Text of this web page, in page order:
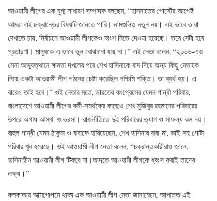
আওয়ামী লীগের এক যুগ্ম সাধারণ সম্পাদক বলছেন, “হাসনাতের পোস্টের আগেই
আমরা এই চক্রান্তের বিষয়টি জানতে পারি। নামগুলিও নতুন নয়। এই ভাবে তারা
দেখাতে চায়, নির্বাচনে আওয়ামী লীগকেও অংশ নিতে দেওয়া হয়েছে। তবে সেটা হবে
প্রতারণা। মানুষকে এ ভাবে ভুল বোঝানো যায় না।” এই নেতা বলেন, “২০০৬-এও
সেনা অভ্যুত্থানে ক্ষমতা দখলের পরে শেখ হাসিনাকে বাদ দিয়ে অন্য কিছু নেতাকে
নিয়ে একটা আওয়ামী লীগ গঠনের চেষ্টা করেছিল পশ্চিমি শক্তি। তা ব্যর্থ হয়। এ
বারেও তাই হবে।” ওই নেতার মতে, ভারতের কংগ্রেসের যেমন গান্ধী পরিবার,
বাংলাদেশে আওয়ামী লীগের কর্মী-সমর্থকের কাছেও শেখ মুজিবুর রহমানের পরিবারের
উপরে অগাধ আস্থা ও ভরসা। রাজনীতিতে দুই পরিবারের ত্যাগ ও সাফল্য কম নয়।
রাহুল গান্ধী যেমন ঠাকুমা ও বাবাকে হারিয়েছেন, শেখ হাসিনার বাবা-মা, ভাই-সহ গোটা
পরিবার খুন হয়েছে। ওই আওয়ামী লীগ নেতা বলেন, “চক্রান্তকারীরাও জানে,
হাসিনাহীন আওয়ামী লীগ টিকবে না।আদতে আওয়ামী লীগকে ধ্বংস করাই তাদের
লক্ষ্য।”
কলকাতায় আত্মগোপনে থাকা এক আওয়ামী লীগ নেতা জানাচ্ছেন, আপাতত এই